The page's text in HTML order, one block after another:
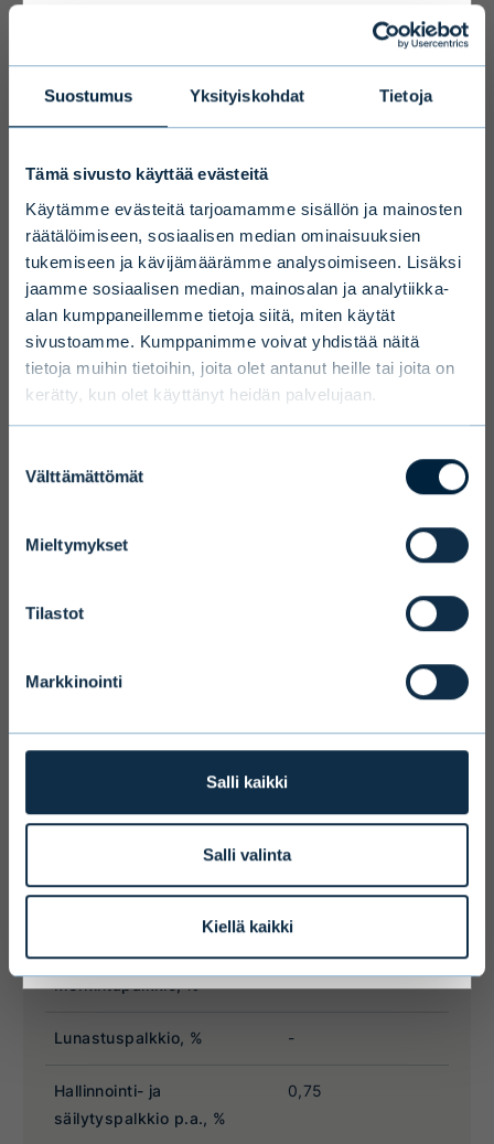
Suostumus Yksityiskohdat Tietoja
Tämä sivusto käyttää evästeitä
Käytämme evästeitä tarjoamamme sisällön ja mainosten
räätälöimiseen, sosiaalisen median ominaisuuksien
tukemiseen ja kävijämäärämme analysoimiseen. Lisäksi
jaamme sosiaalisen median, mainosalan ja analytiikka-
alan kumppaneillemme tietoja siitä, miten käytät
sivustoamme. Kumppanimme voivat yhdistää näitä
tietoja muihin tietoihin, joita olet antanut heille tai joita on
kerätty, kun olet käyttänyt heidän palvelujaan.
valinta
Välttämättömät
Mieltymykset
Tilastot
Markkinointi
Salli kaikki
Salli valinta
Kiellä kaikki
Primary
Disclaimer
To ensure we serve you with the most
relevant information please select your
language, country and investor type.
Select country
Select language
Terms and conditions
We ask you to take into account the
services to states outside of the EEA or
to citizens of these states may be
license. Users of the website are
personally responsible for any national
I ACCEPT & ENTER